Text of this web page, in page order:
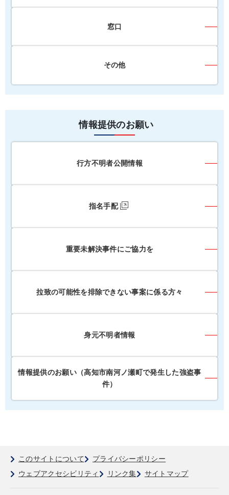
窓口
その他
情報提供のお願い
行方不明者公開情報
指名手配
重要未解決事件にご協力を
拉致の可能性を排除できない事案に係る方々
身元不明者情報
情報提供のお願い（高知市南河ノ瀬町で発生した強盗事
件）
このサイトについて
プライバシーポリシー
ウェブアクセシビリティ
リンク集 サイトマップ